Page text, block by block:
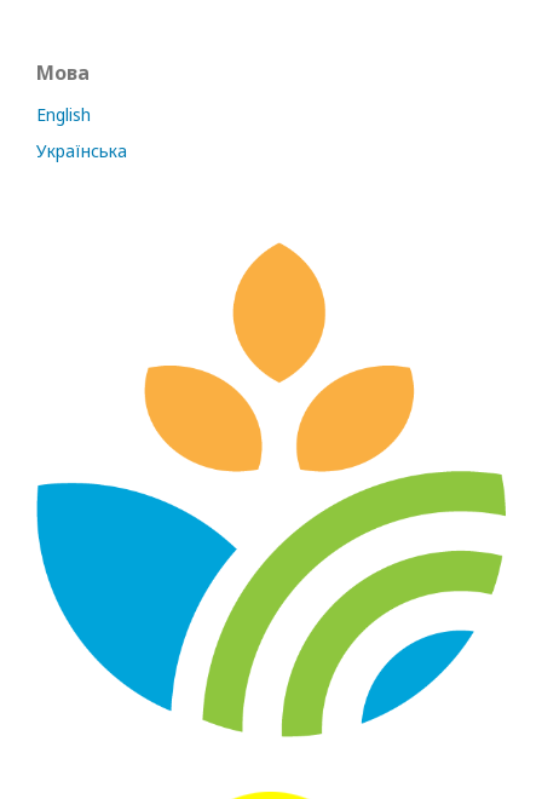
Мова
English
Українська